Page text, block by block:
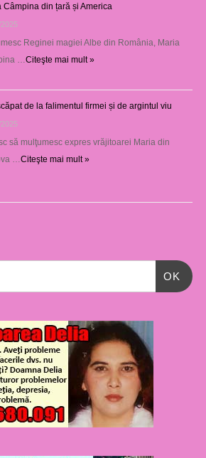
Câmpina din țară și America
Reginei magiei Albe din România, Maria
… Citeşte mai mult »
de la falimentul firmei și de argintul viu
să mulţumesc expres vrăjitoarei Maria din
… Citeşte mai mult »
OK